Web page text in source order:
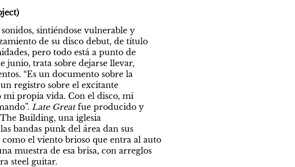
sintiéndose vulnerable y
de su disco debut, de título
pero todo está a punto de
junio, trata sobre dejarse llevar,
“Es un documento sobre la
registro sobre el excitante
mi propia vida. Con el disco, mi
Late Great fue producido y
Building, una iglesia
bandas punk del área dan sus
el viento brioso que entra al auto
muestra de esa brisa, con arreglos
steel guitar.